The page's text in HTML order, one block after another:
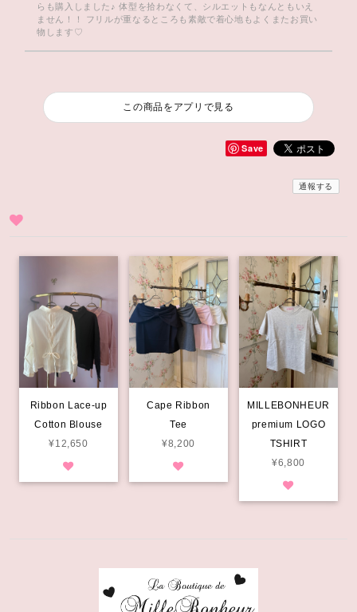
らも購入しました♪ 体型を拾わなくて、シルエットもなんともいえ
ません！！ フリルが重なるところも素敵で着心地もよくまたお買い
物します♡
この商品をアプリで見る
Save
通報する
Ribbon Lace-up
Cotton Blouse
¥12,650
Cape Ribbon
Tee
¥8,200
MILLEBONHEUR
premium LOGO
TSHIRT
¥6,800